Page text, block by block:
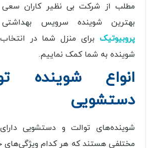
مطلب از شرکت بی نظیر کاران سعی
بهترین شوینده سرویس
پروبیوتیک برای منزل شما در
شوینده به شما کمک نماییم.
انواع شوینده
دستشویی
شوینده‌های توالت و دستشویی
مختلفی هستند که هر کدام ویژگی‌های